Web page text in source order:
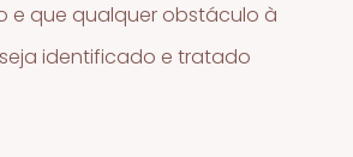
e que qualquer obstáculo à
identificado e tratado